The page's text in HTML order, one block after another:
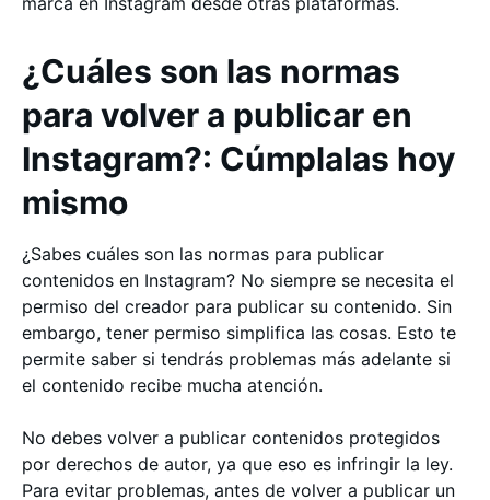
¿Cuáles son las normas
para volver a publicar en
Instagram?: Cúmplalas hoy
mismo
¿Sabes cuáles son las normas para publicar
contenidos en Instagram? No siempre se necesita el
permiso del creador para publicar su contenido. Sin
embargo, tener permiso simplifica las cosas. Esto te
permite saber si tendrás problemas más adelante si
el contenido recibe mucha atención.
No debes volver a publicar contenidos protegidos
por derechos de autor, ya que eso es infringir la ley.
Para evitar problemas, antes de volver a publicar un